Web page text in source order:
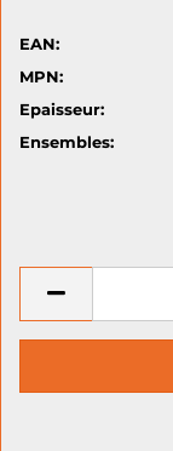
EAN:
MPN:
Epaisseur:
Ensembles: